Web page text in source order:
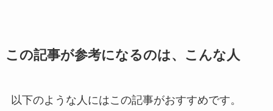
この記事が参考になるのは、こんな人
以下のような人にはこの記事がおすすめです。